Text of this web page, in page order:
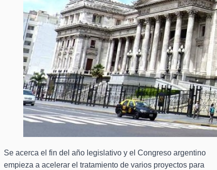
Se acerca el fin del año legislativo y el Congreso argentino
empieza a acelerar el tratamiento de varios proyectos para